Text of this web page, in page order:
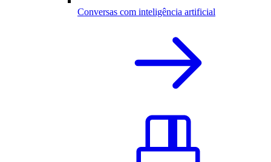
Conversas com inteligência artificial